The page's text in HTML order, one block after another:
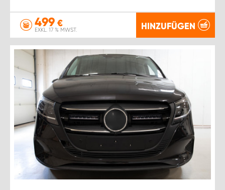
499 €
EXKL. 17 % MWST. HINZUFÜGEN